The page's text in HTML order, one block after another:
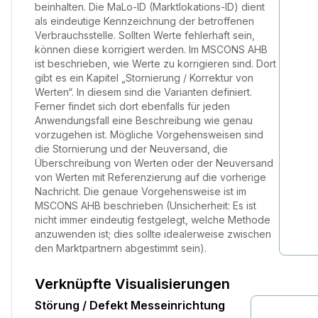
beinhalten. Die MaLo-ID (Marktlokations-ID) dient
als eindeutige Kennzeichnung der betroffenen
Verbrauchsstelle. Sollten Werte fehlerhaft sein,
können diese korrigiert werden. Im MSCONS AHB
ist beschrieben, wie Werte zu korrigieren sind. Dort
gibt es ein Kapitel „Stornierung / Korrektur von
Werten“. In diesem sind die Varianten definiert.
Ferner findet sich dort ebenfalls für jeden
Anwendungsfall eine Beschreibung wie genau
vorzugehen ist. Mögliche Vorgehensweisen sind
die Stornierung und der Neuversand, die
Überschreibung von Werten oder der Neuversand
von Werten mit Referenzierung auf die vorherige
Nachricht. Die genaue Vorgehensweise ist im
MSCONS AHB beschrieben (Unsicherheit: Es ist
nicht immer eindeutig festgelegt, welche Methode
anzuwenden ist; dies sollte idealerweise zwischen
den Marktpartnern abgestimmt sein).
Verknüpfte Visualisierungen
Störung / Defekt Messeinrichtung